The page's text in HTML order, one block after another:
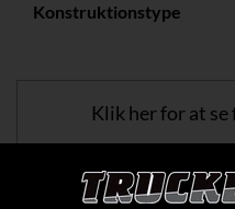
Konstruktionstype
Klik her for at